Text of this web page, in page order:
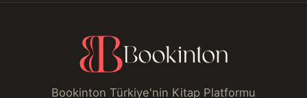
Bookinton Türkiye'nin Kitap Platformu